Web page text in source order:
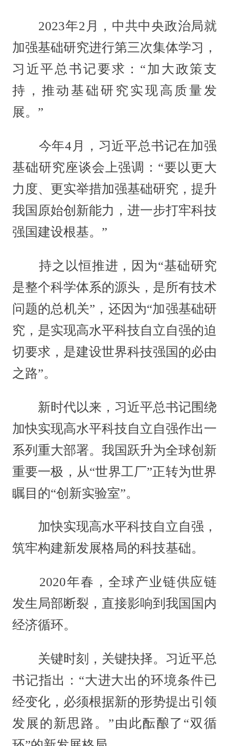
2023年2月，中共中央政治局就
加强基础研究进行第三次集体学习，
习近平总书记要求：“加大政策支
持，推动基础研究实现高质量发
展。”
今年4月，习近平总书记在加强
基础研究座谈会上强调：“要以更大
力度、更实举措加强基础研究，提升
我国原始创新能力，进一步打牢科技
强国建设根基。”
持之以恒推进，因为“基础研究
是整个科学体系的源头，是所有技术
问题的总机关”，还因为“加强基础研
究，是实现高水平科技自立自强的迫
切要求，是建设世界科技强国的必由
之路”。
新时代以来，习近平总书记围绕
加快实现高水平科技自立自强作出一
系列重大部署。我国跃升为全球创新
重要一极，从“世界工厂”正转为世界
瞩目的“创新实验室”。
加快实现高水平科技自立自强，
筑牢构建新发展格局的科技基础。
2020年春，全球产业链供应链
发生局部断裂，直接影响到我国国内
经济循环。
关键时刻，关键抉择。习近平总
书记指出：“大进大出的环境条件已
经变化，必须根据新的形势提出引领
发展的新思路。”由此酝酿了“双循